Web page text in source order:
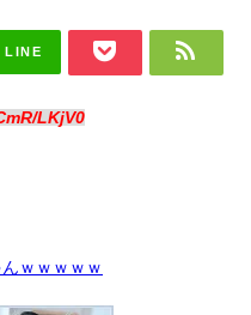
LINE
LKjV0
ｗｗｗｗｗ